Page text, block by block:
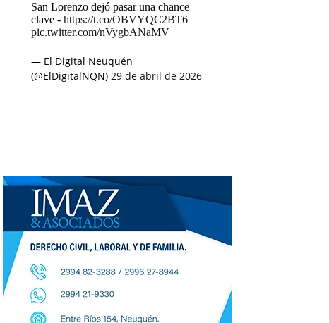
San Lorenzo dejó pasar una chance
clave - https://t.co/OBVYQC2BT6
pic.twitter.com/nVygbANaMV
— El Digital Neuquén
(@ElDigitalNQN) 29 de abril de 2026